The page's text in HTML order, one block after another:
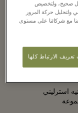
استرليني
صحيح، ولتخصيص
ولتحليل حركة المرور
مع شركائنا على مستوى
الارتباط كلها